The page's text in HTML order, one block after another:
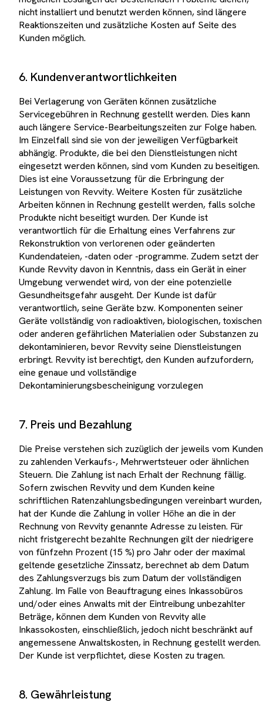
nicht installiert und benutzt werden können, sind längere
Reaktionszeiten und zusätzliche Kosten auf Seite des
Kunden möglich.
6. Kundenverantwortlichkeiten
Bei Verlagerung von Geräten können zusätzliche
Servicegebühren in Rechnung gestellt werden. Dies kann
auch längere Service-Bearbeitungszeiten zur Folge haben.
Im Einzelfall sind sie von der jeweiligen Verfügbarkeit
abhängig. Produkte, die bei den Dienstleistungen nicht
eingesetzt werden können, sind vom Kunden zu beseitigen.
Dies ist eine Voraussetzung für die Erbringung der
Leistungen von Revvity. Weitere Kosten für zusätzliche
Arbeiten können in Rechnung gestellt werden, falls solche
Produkte nicht beseitigt wurden. Der Kunde ist
verantwortlich für die Erhaltung eines Verfahrens zur
Rekonstruktion von verlorenen oder geänderten
Kundendateien, -daten oder -programme. Zudem setzt der
Kunde Revvity davon in Kenntnis, dass ein Gerät in einer
Umgebung verwendet wird, von der eine potenzielle
Gesundheitsgefahr ausgeht. Der Kunde ist dafür
verantwortlich, seine Geräte bzw. Komponenten seiner
Geräte vollständig von radioaktiven, biologischen, toxischen
oder anderen gefährlichen Materialien oder Substanzen zu
dekontaminieren, bevor Revvity seine Dienstleistungen
erbringt. Revvity ist berechtigt, den Kunden aufzufordern,
eine genaue und vollständige
Dekontaminierungsbescheinigung vorzulegen
7. Preis und Bezahlung
Die Preise verstehen sich zuzüglich der jeweils vom Kunden
zu zahlenden Verkaufs-, Mehrwertsteuer oder ähnlichen
Steuern. Die Zahlung ist nach Erhalt der Rechnung fällig.
Sofern zwischen Revvity und dem Kunden keine
schriftlichen Ratenzahlungsbedingungen vereinbart wurden,
hat der Kunde die Zahlung in voller Höhe an die in der
Rechnung von Revvity genannte Adresse zu leisten. Für
nicht fristgerecht bezahlte Rechnungen gilt der niedrigere
von fünfzehn Prozent (15 %) pro Jahr oder der maximal
geltende gesetzliche Zinssatz, berechnet ab dem Datum
des Zahlungsverzugs bis zum Datum der vollständigen
Zahlung. Im Falle von Beauftragung eines Inkassobüros
und/oder eines Anwalts mit der Eintreibung unbezahlter
Beträge, können dem Kunden von Revvity alle
Inkassokosten, einschließlich, jedoch nicht beschränkt auf
angemessene Anwaltskosten, in Rechnung gestellt werden.
Der Kunde ist verpflichtet, diese Kosten zu tragen.
8. Gewährleistung